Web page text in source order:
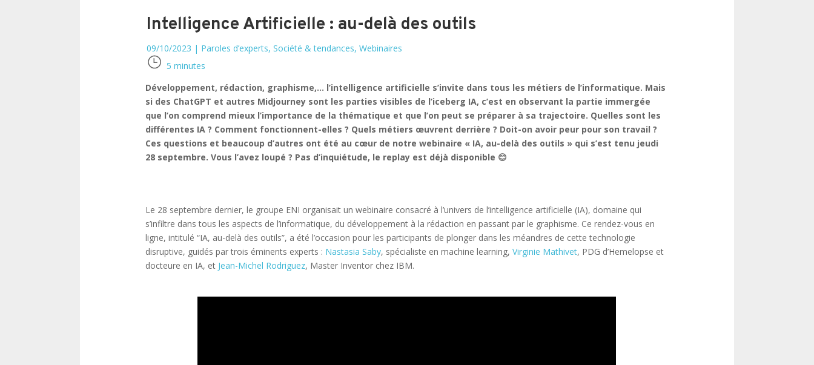
Intelligence Artificielle : au-delà des outils
09/10/2023 | Paroles d’experts, Société & tendances, Webinaires
5 minutes
Développement, rédaction, graphisme,… l’intelligence artificielle s’invite dans tous les métiers de l’informatique. Mais
si des ChatGPT et autres Midjourney sont les parties visibles de l’iceberg IA, c’est en observant la partie immergée
que l’on comprend mieux l’importance de la thématique et que l’on peut se préparer à sa trajectoire. Quelles sont les
différentes IA ? Comment fonctionnent-elles ? Quels métiers œuvrent derrière ? Doit-on avoir peur pour son travail ?
Ces questions et beaucoup d’autres ont été au cœur de notre webinaire « IA, au-delà des outils » qui s’est tenu jeudi
28 septembre. Vous l’avez loupé ? Pas d’inquiétude, le replay est déjà disponible 😊
Le 28 septembre dernier, le groupe ENI organisait un webinaire consacré à l’univers de l’intelligence artificielle (IA), domaine qui
s’infiltre dans tous les aspects de l’informatique, du développement à la rédaction en passant par le graphisme. Ce rendez-vous en
ligne, intitulé “IA, au-delà des outils”, a été l’occasion pour les participants de plonger dans les méandres de cette technologie
disruptive, guidés par trois éminents experts : Nastasia Saby, spécialiste en machine learning, Virginie Mathivet, PDG d’Hemelopse et
docteure en IA, et Jean-Michel Rodriguez, Master Inventor chez IBM.